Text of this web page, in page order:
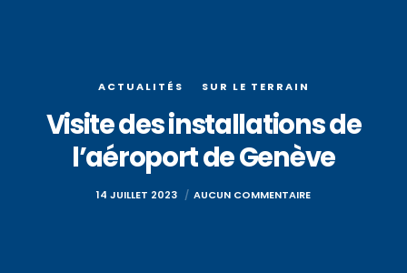
ACTUALITÉS SUR LE TERRAIN
Visite des installations de
l’aéroport de Genève
14 JUILLET 2023 AUCUN COMMENTAIRE